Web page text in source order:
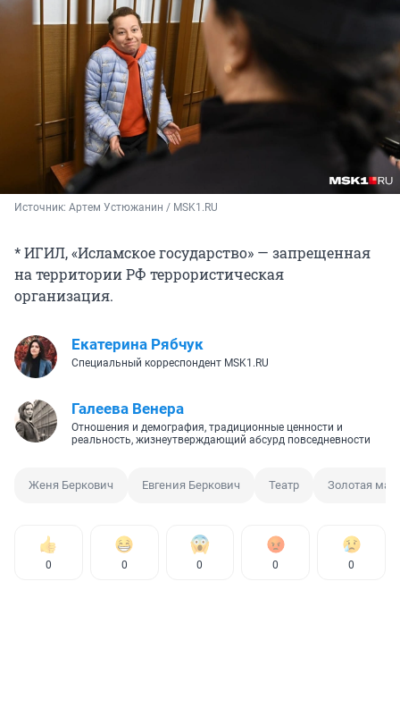
Источник: Артем Устюжанин / MSK1.RU
* ИГИЛ, «Исламское государство» — запрещенная
на территории РФ террористическая
организация.
Екатерина Рябчук
Специальный корреспондент MSK1.RU
Галеева Венера
Отношения и демография, традиционные ценности и
реальность, жизнеутверждающий абсурд повседневности
Женя Беркович Евгения Беркович Театр Золотая
0 0 0 0 0